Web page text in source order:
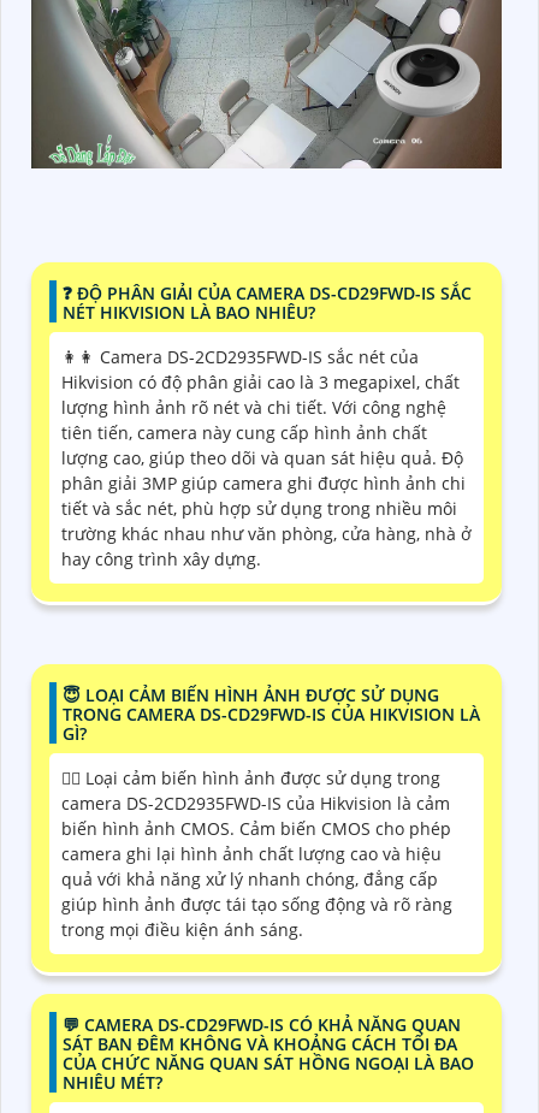
️❓ ĐỘ PHÂN GIẢI CỦA CAMERA DS-CD29FWD-IS SẮC
NÉT HIKVISION LÀ BAO NHIÊU?
️👩‍👩 Camera DS-2CD2935FWD-IS sắc nét của
Hikvision có độ phân giải cao là 3 megapixel, chất
lượng hình ảnh rõ nét và chi tiết. Với công nghệ
tiên tiến, camera này cung cấp hình ảnh chất
lượng cao, giúp theo dõi và quan sát hiệu quả. Độ
phân giải 3MP giúp camera ghi được hình ảnh chi
tiết và sắc nét, phù hợp sử dụng trong nhiều môi
trường khác nhau như văn phòng, cửa hàng, nhà ở
hay công trình xây dựng.
😇 LOẠI CẢM BIẾN HÌNH ẢNH ĐƯỢC SỬ DỤNG
TRONG CAMERA DS-CD29FWD-IS CỦA HIKVISION LÀ
GÌ?
❤️‍💋‍ Loại cảm biến hình ảnh được sử dụng trong
camera DS-2CD2935FWD-IS của Hikvision là cảm
biến hình ảnh CMOS. Cảm biến CMOS cho phép
camera ghi lại hình ảnh chất lượng cao và hiệu
quả với khả năng xử lý nhanh chóng, đẳng cấp
giúp hình ảnh được tái tạo sống động và rõ ràng
trong mọi điều kiện ánh sáng.
️💬 CAMERA DS-CD29FWD-IS CÓ KHẢ NĂNG QUAN
SÁT BAN ĐÊM KHÔNG VÀ KHOẢNG CÁCH TỐI ĐA
CỦA CHỨC NĂNG QUAN SÁT HỒNG NGOẠI LÀ BAO
NHIÊU MÉT?